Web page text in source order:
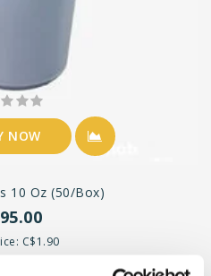
NOW
10 Oz (50/box)
C$1.90